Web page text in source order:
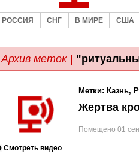
РОССИЯ СНГ В МИРЕ США
Архив меток |
Метки: Казнь,
Жертва
Помещено 01
Смотреть видео